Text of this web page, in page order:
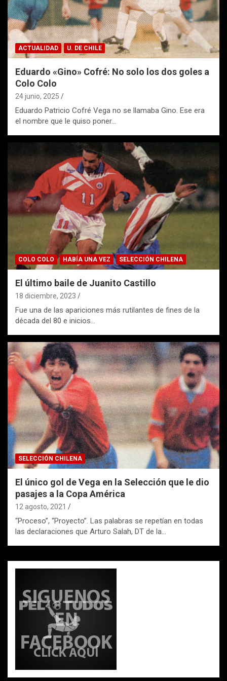
ACTUALIDAD U. DE CHILE
Eduardo «Gino» Cofré: No solo los dos goles a
Colo Colo
24 junio, 2025
Eduardo Patricio Cofré Vega no se llamaba Gino. Ese era
el nombre que le quiso poner…
COLO COLO HABÍA UNA VEZ SELECCIÓN CHILENA
El último baile de Juanito Castillo
18 diciembre, 2023
Fue una de las apariciones más rutilantes de fines de la
década del 80 e inicios…
SELECCIÓN CHILENA
El único gol de Vega en la Selección que le dio
pasajes a la Copa América
12 agosto, 2021
“Proceso”, “Proyecto”. Las palabras se repetían en todas
las declaraciones que Arturo Salah, DT de la…